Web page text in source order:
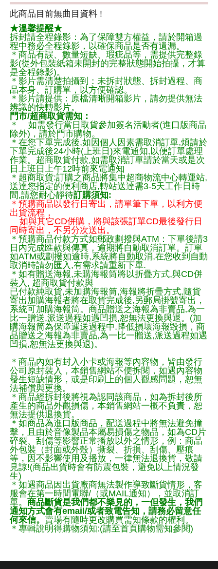
此商品目前無曲目資料 !
★溫馨提醒★
拆封請全程錄影：為了保障雙方權益，請於開箱過
程中務必全程錄影，以確保商品是否有遺漏。
＊商品有誤、數量短缺、瑕疵品等，需提供完整錄
影(從外包裝紙箱未開封的完整狀態開始拍攝，才算
是全程錄影)。
＊影片需清楚拍攝到：未拆封狀態、拆封過程、商
品本身、訂購單，以方便確認。
＊影片請提供：原檔清晰開箱影片，請勿提供無法
辨識的快轉影片。
門市/超商取貨需知：
＊ 如需發行當日取貨參加簽名活動者(進口版商品
除外)，請於門市購物。
＊在您下單完成後,如因個人因素需取消訂單,煩請於
下單完成後24小時(上班日)來電通知,以便訂單處理
作業。超商取貨付款,如需取消訂單請於當天或是次
日上班日上午12時前來電通知
＊超商取貨:訂購之商品將集中超商物流中心轉運站,
送達您指定的便利商店,轉站送達需3-5天工作日時
間,請您耐心靜待訂購須知:
＊預購商品以發行日寄出，請單筆下單，以利方便
出貨流程，
如與其它CD併購，將與該張訂單CD最後發行日
同時寄出，不另分次送出。
＊預購商品付款方式如郵政劃撥與ATM：下單後請3
日內完成匯款與傳真，逾期將自動取消訂單。訂單
如ATM或劃撥如逾時,系統將自動取消,在您收到自動
取消時請勿匯入,有需求請重新下單.
＊如有贈送海報,未購海報筒將以折疊方式,與CD併
裝入, 超商取貨付款與
已付款純取貨,未加購海報筒,海報將折疊方式,隨貨
寄出加購海報者將在取貨完成後,另郵局掛號寄出，
系統可加購海報筒。商品贈送之海報為非賣品,為一
比一贈送,派送過程如遇凹損,恕無法更換與退。(加
購海報筒為保障運送過程中.降低損壞海報毀損，商
品贈送之海報為非賣品,為一比一贈送,派送過程如遇
凹損,恕無法更換與退)。
＊商品內如有封入小卡或海報等內容物，皆由發行
公司原封裝入，本銷售網站不便拆閱，如遇內容物
發生短缺情形，或是印刷上的個人觀感問題，恕無
法補償與更換。
＊商品經拆封後將視為認同該商品，如為拆封後所
產生的商品外觀損傷，本銷售網站一概不負責，恕
無法提供退換貨。
＊如商品為進口版商品，配送過程中將無法避免撞
擊，且由於音像製品本屬易損傷之物品，如為CD片
碎裂、刮傷等影響正常播放以外之情形，例：商品
外包裝（封面或外殼）撕裂、折損、刮傷、壓痕
等，因不影響使用及播放，一律無法退換貨，敬請
見諒!(商品出貨時會有防震包裝，避免以上情況發
生)
＊如遇商品因出貨廠商無法製作導致斷貨情形，客
服會在第一時間電聯/（或MAIL通知），並取消訂
單。 商品斷貨是我們都不樂見的，一但發生，我們
通知方式會有email/或者致電告知，請務必留意任
何來信。 賣場有隨時更改購買需知條款的權利。
＊專輯說明得購物須知:(請至首頁購物需知參閱)